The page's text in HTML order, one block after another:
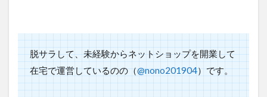
脱サラして、未経験からネットショップを開業して
在宅で運営しているのの（@nono201904）です。